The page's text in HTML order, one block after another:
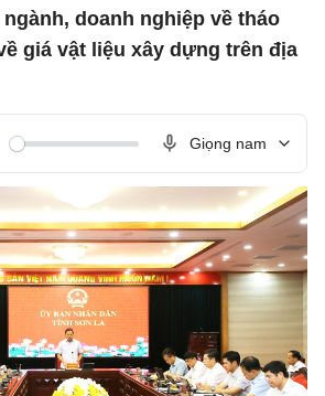
doanh nghiệp về tháo
giá vật liệu xây dựng trên địa
Giọng nam